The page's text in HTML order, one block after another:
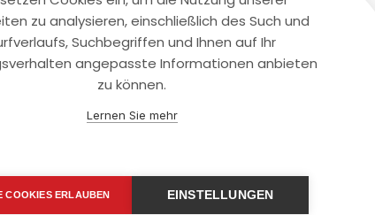
Kontaktiere uns
+(49)2131/708-4280
zu analysieren, einschließlich des Such und
Suchbegriffen und Ihnen auf Ihr
angepasste Informationen anbieten
zu können.
Lernen Sie mehr
COOKIES ERLAUBEN EINSTELLUNGEN